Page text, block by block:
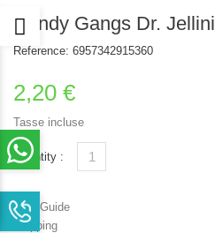
Candy Gangs Dr. Jellini
Reference: 6957342915360
2,20 €
Tasse incluse
Quantity :
Size Guide
Shipping